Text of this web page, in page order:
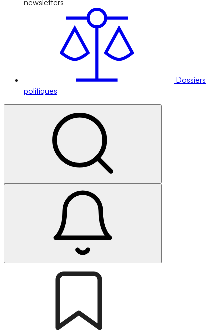
newsletters
Dossiers
politiques